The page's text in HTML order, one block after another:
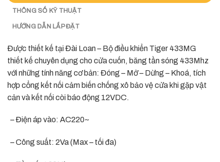
THÔNG SỐ KỸ THUẬT
HƯỚNG DẪN LẮP ĐẶT
Được thiết kế tại Đài Loan – Bộ điều khiển Tiger 433MG
thiết kế chuyên dụng cho cửa cuốn, băng tần sóng 433Mhz
với những tính năng cơ bản: Đóng – Mở – Dừng – Khoá, tích
hợp cổng kết nối cảm biến chống xô bảo vệ cửa khi gặp vật
cản và kết nối còi báo động 12VDC.
– Điện áp vào: AC220~
– Công suất: 2Va (Max – tối đa)